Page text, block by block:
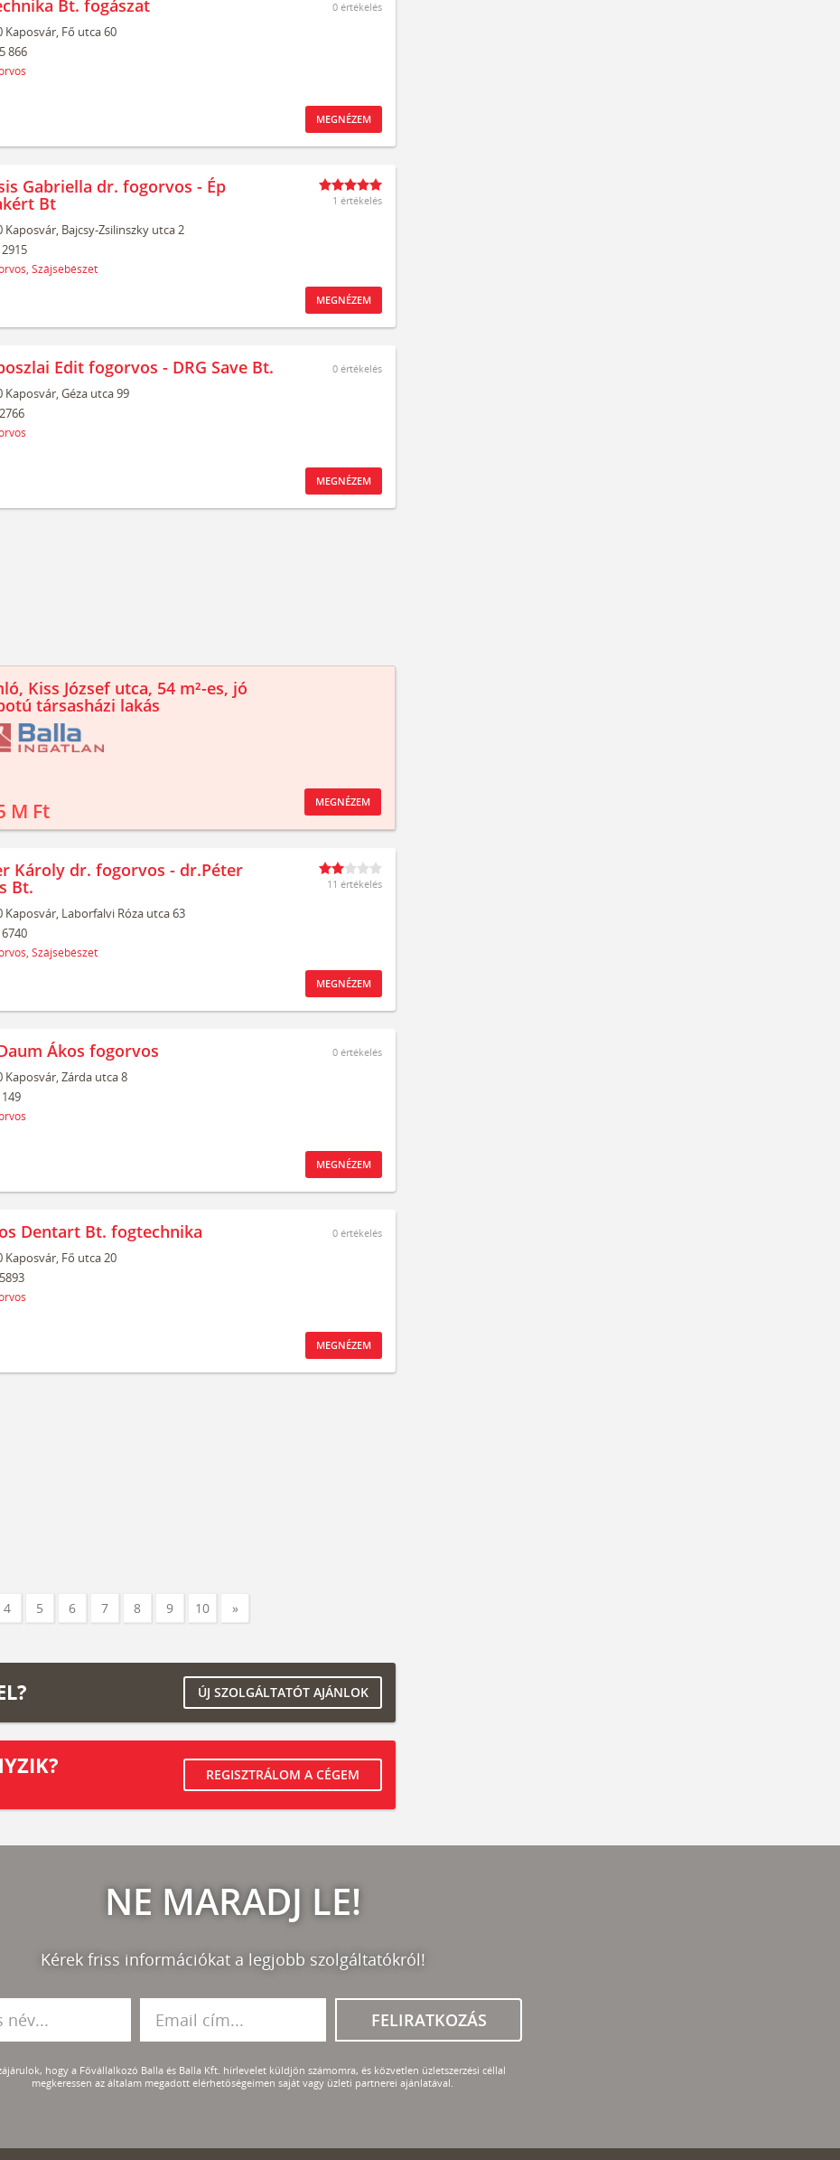
Bt. fogászat
Kaposvár, Fő utca 60
866
0 értékelés
MEGNÉZEM
Gabriella dr. fogorvos - Ép
Bt
Kaposvár, Bajcsy-Zsilinszky utca 2
Szájsebészet
1 értékelés
MEGNÉZEM
Edit fogorvos - DRG Save Bt.
Kaposvár,Géza utca 99
0 értékelés
MEGNÉZEM
Kiss József utca, 54 m²-es, jó
társasházi lakás
M Ft MEGNÉZEM
Károly dr. fogorvos - dr.Péter
Bt.
Kaposvár, Laborfalvi Róza utca 63
Szájsebészet
11 értékelés
MEGNÉZEM
Ákos fogorvos
Kaposvár,Zárda utca 8
0 értékelés
MEGNÉZEM
Dentart Bt. fogtechnika
Kaposvár, Fő utca 20
0 értékelés
MEGNÉZEM
4 5 6 7 8 9 10 »
ÚJ SZOLGÁLTATÓT AJÁNLOK
REGISZTRÁLOM A CÉGEM
NE MARADJ LE!
Kérek friss információkat a legjobb szolgáltatókról!
FELIRATKOZÁS
hogy a Fővállalkozó Balla és Balla Kft. hírlevelet küldjön számomra, és közvetlen üzletszerzési céllal
megkeressen az általam megadott elérhetőségeimen saját vagy üzleti partnerei ajánlatával.